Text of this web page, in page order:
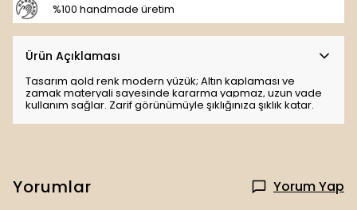
%100 handmade üretim
Ürün Açıklaması
Tasarım gold renk modern yüzük; Altın kaplaması ve
zamak materyali sayesinde kararma yapmaz, uzun vade
kullanım sağlar. Zarif görünümüyle şıklığınıza şıklık katar.
Yorumlar Yorum Yap